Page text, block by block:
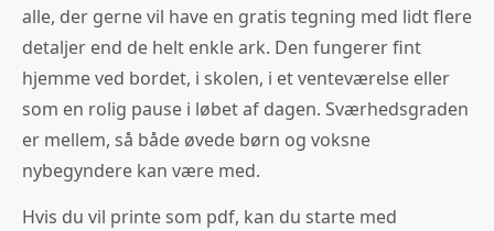
alle, der gerne vil have en gratis tegning med lidt flere
detaljer end de helt enkle ark. Den fungerer fint
hjemme ved bordet, i skolen, i et venteværelse eller
som en rolig pause i løbet af dagen. Sværhedsgraden
er mellem, så både øvede børn og voksne
nybegyndere kan være med.
Hvis du vil printe som pdf, kan du starte med